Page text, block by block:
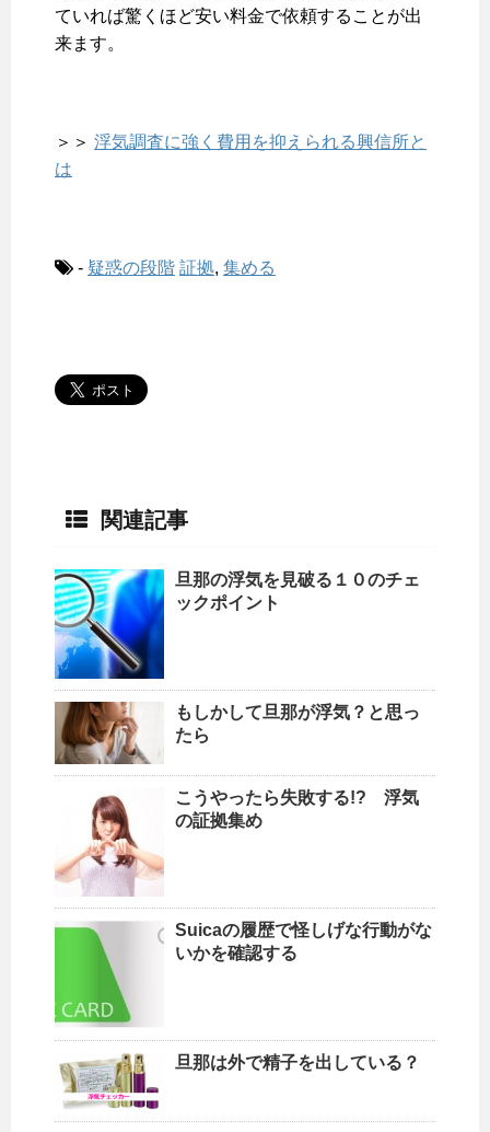
ていれば驚くほど安い料金で依頼することが出
来ます。
＞＞ 浮気調査に強く費用を抑えられる興信所と
は
- 疑惑の段階 証拠, 集める
関連記事
旦那の浮気を見破る１０のチェ
ックポイント
もしかして旦那が浮気？と思っ
たら
こうやったら失敗する!? 浮気
の証拠集め
Suicaの履歴で怪しげな行動がな
いかを確認する
旦那は外で精子を出している？